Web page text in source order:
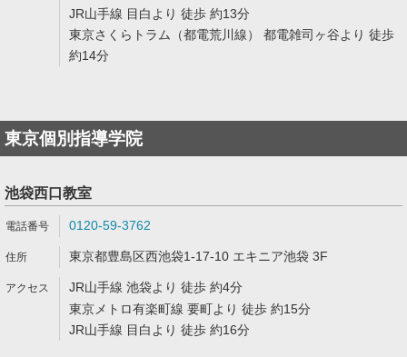
JR山手線 目白より 徒歩 約13分
東京さくらトラム（都電荒川線） 都電雑司ヶ谷より 徒歩
約14分
東京個別指導学院
池袋西口教室
0120-59-3762
東京都豊島区西池袋1-17-10 エキニア池袋 3F
JR山手線 池袋より 徒歩 約4分
東京メトロ有楽町線 要町より 徒歩 約15分
JR山手線 目白より 徒歩 約16分